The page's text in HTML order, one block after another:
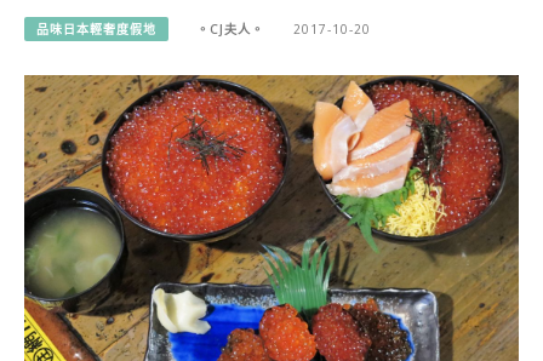
品味日本輕奢度假地 。CJ夫人。 2017-10-20